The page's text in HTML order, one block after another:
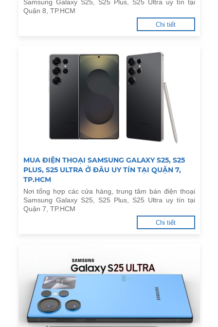
Samsung Galaxy S25, S25 Plus, S25 Ultra uy tín tại
Quận 8, TP.HCM
Chi tiết
MUA ĐIỆN THOẠI SAMSUNG GALAXY S25, S25
PLUS, S25 ULTRA Ở ĐÂU UY TÍN TẠI QUẬN 7,
TP.HCM
Nơi tổng hợp các cửa hàng, trung tâm bán điện thoại
Samsung Galaxy S25, S25 Plus, S25 Ultra uy tín tại
Quận 7, TP.HCM
Chi tiết